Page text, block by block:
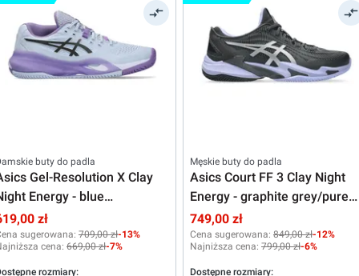
buty do padla
Gel-Resolution X Clay
Energy - blue
gunmetal
zł
sugerowana: 709,00 zł-13%
cena: 669,00 zł-7%
rozmiary:
Męskie buty do padla
Asics Court FF 3 Clay Night
Energy - graphite grey/pure
silver
749,00 zł
Cena sugerowana: 849,00 zł-12%
Najniższa cena: 799,00 zł-6%
Dostępne rozmiary: